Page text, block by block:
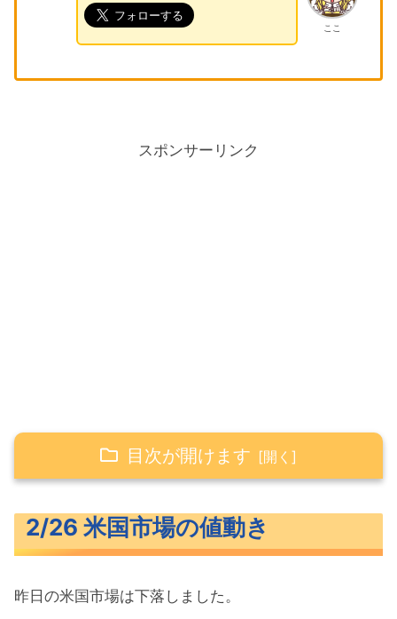
ここ
スポンサーリンク
目次が開けます
米主要3指数の値動き
為替（ドル円）
2/26 米国市場の値動き
昨日の米国市場は下落しました。